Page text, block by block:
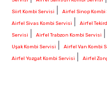
Siirt Kombi Servisi
Airfel Sinop Kombi
Airfel Sivas Kombi Servisi Airfel
Servisi
Airfel Trabzon Kombi Servisi
Uşak Kombi Servisi
Airfel Van Kombi
Airfel Yozgat Kombi Servisi Airfel